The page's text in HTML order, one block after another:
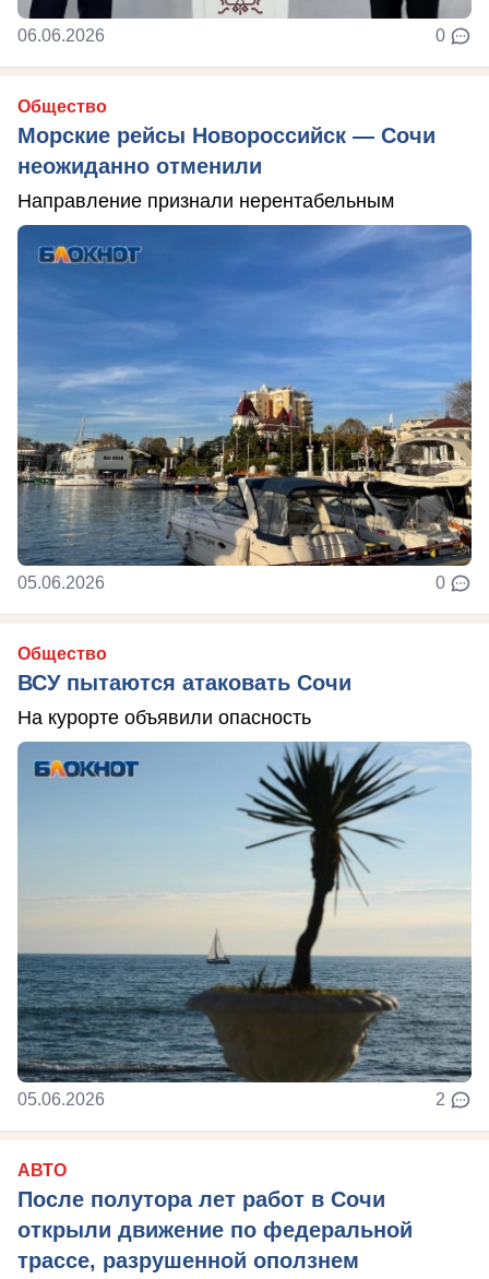
06.06.2026 0
Общество
Морские рейсы Новороссийск — Сочи
неожиданно отменили
Направление признали нерентабельным
05.06.2026 0
Общество
ВСУ пытаются атаковать Сочи
На курорте объявили опасность
05.06.2026 2
АВТО
После полутора лет работ в Сочи
открыли движение по федеральной
трассе, разрушенной оползнем